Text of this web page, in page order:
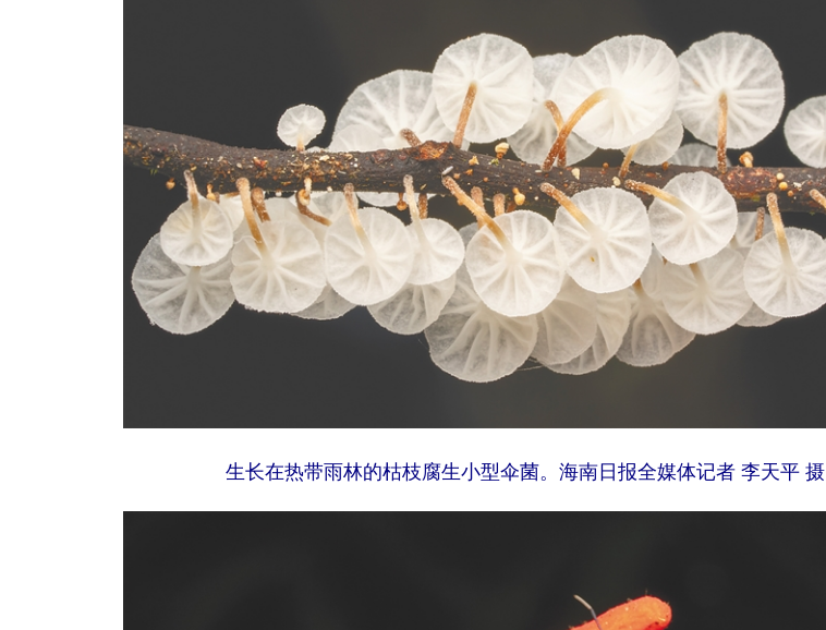
生长在热带雨林的枯枝腐生小型伞菌。海南日报全媒体记者 李天平 摄